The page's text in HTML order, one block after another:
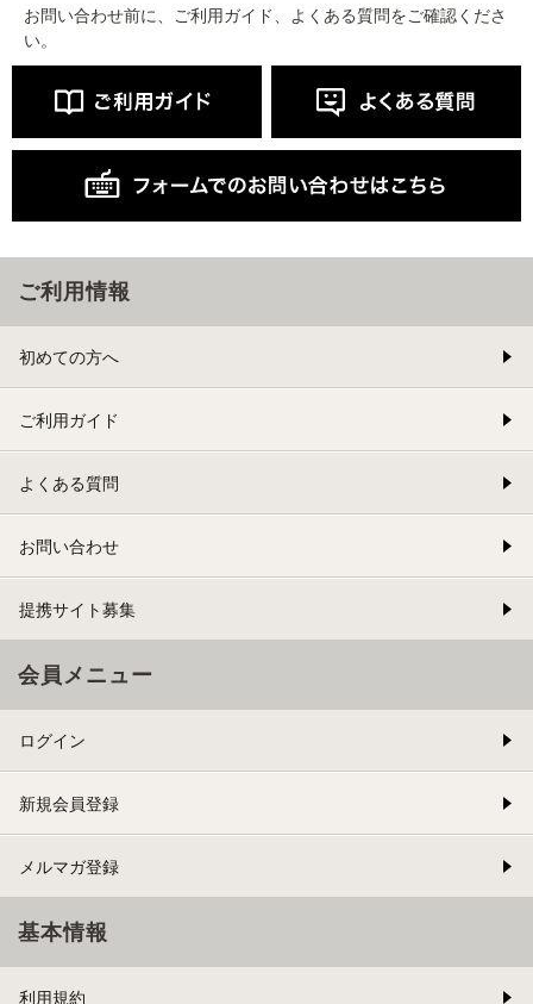
お問い合わせ前に、ご利用ガイド、よくある質問をご確認くださ
い。
ご利用情報
初めての方へ
ご利用ガイド
よくある質問
お問い合わせ
提携サイト募集
会員メニュー
ログイン
新規会員登録
メルマガ登録
基本情報
利用規約